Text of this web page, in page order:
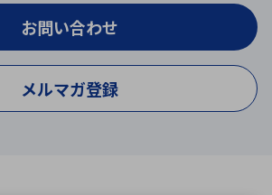
お問い合わせ
メルマガ登録